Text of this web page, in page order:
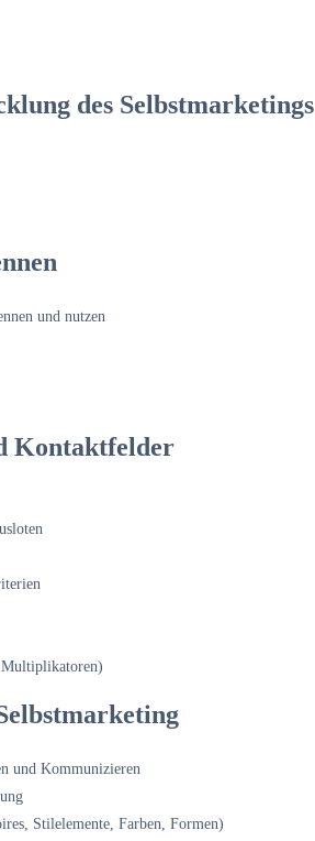
des Selbstmarketings
und nutzen
Kontaktfelder
Multiplikatoren)
und Kommunizieren
Stilelemente, Farben, Formen)